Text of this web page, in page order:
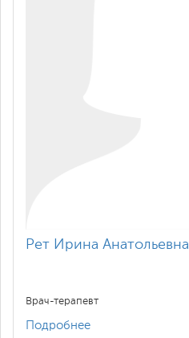
Рет Ирина Анатольевна
Врач-терапевт
Подробнее